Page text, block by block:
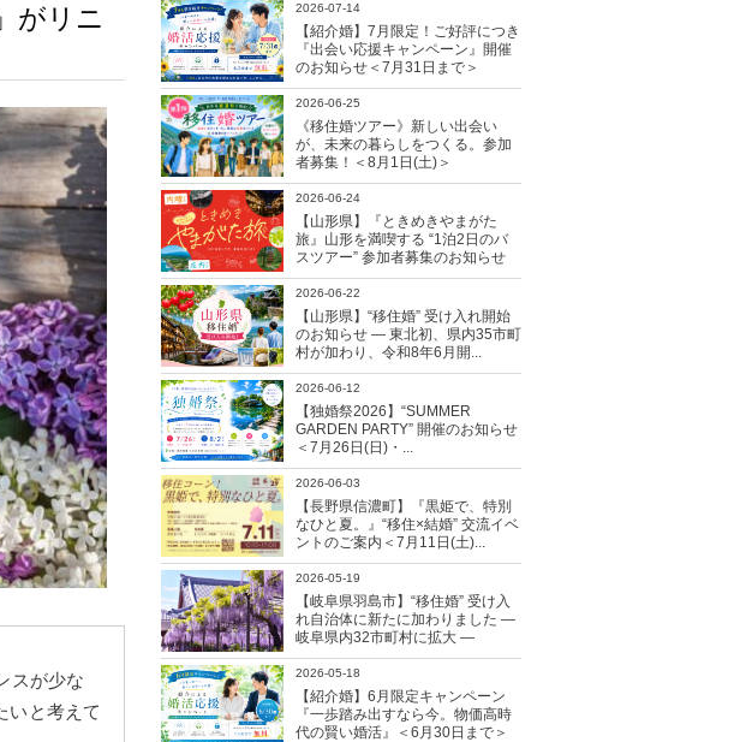
がリニ
スが少な
いと考えて
2026-07-14
【紹介婚】7月限定！ご好評につき
『出会い応援キャンペーン』開催
のお知らせ＜7月31日まで＞
2026-06-25
《移住婚ツアー》新しい出会い
が、未来の暮らしをつくる。参加
者募集！＜8月1日(土)＞
2026-06-24
【山形県】『ときめきやまがた
旅』山形を満喫する “1泊2日のバ
スツアー” 参加者募集のお知らせ
2026-06-22
【山形県】“移住婚” 受け入れ開始
のお知らせ ― 東北初、県内35市町
村が加わり、令和8年6月開...
2026-06-12
【独婚祭2026】“SUMMER
GARDEN PARTY” 開催のお知らせ
＜7月26日(日)・...
2026-06-03
【長野県信濃町】『黒姫で、特別
なひと夏。』“移住×結婚” 交流イベ
ントのご案内＜7月11日(土)...
2026-05-19
【岐阜県羽島市】“移住婚” 受け入
れ自治体に新たに加わりました ―
岐阜県内32市町村に拡大 ―
2026-05-18
【紹介婚】6月限定キャンペーン
『一歩踏み出すなら今。物価高時
代の賢い婚活』＜6月30日まで＞